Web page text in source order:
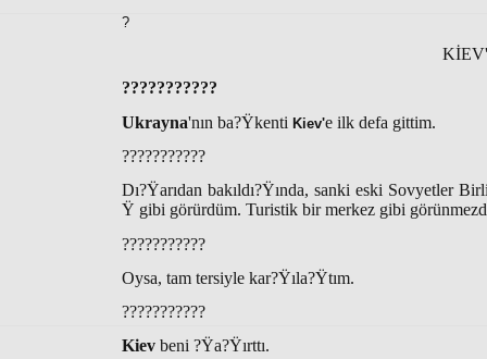
?
???????????
Ukrayna'nın ba?Ÿkenti Kiev'e ilk defa gittim.
???????????
Dı?Ÿarıdan bakıldı?Ÿında, sanki eski Sovyetler
Ÿ gibi görürdüm. Turistik bir merkez gibi
???????????
Oysa, tam tersiyle kar?Ÿıla?Ÿtım.
???????????
Kiev beni ?Ÿa?Ÿırttı.